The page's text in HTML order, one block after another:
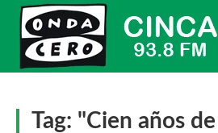
Tag: "Cien años